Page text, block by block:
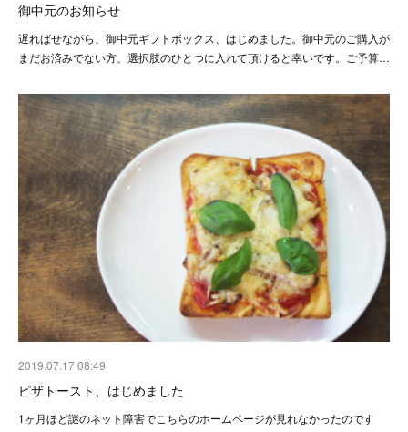
御中元のお知らせ
遅ればせながら、御中元ギフトボックス、はじめました。御中元のご購入が
まだお済みでない方、選択肢のひとつに入れて頂けると幸いです。ご予算…
2019.07.17 08:49
ピザトースト、はじめました
1ヶ月ほど謎のネット障害でこちらのホームページが見れなかったのです